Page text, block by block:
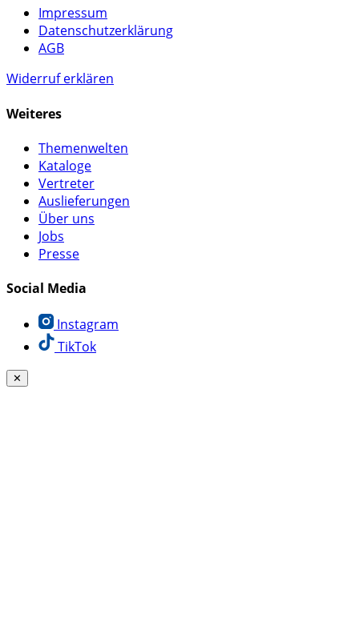
Impressum
Datenschutzerklärung
AGB
Widerruf erklären
Weiteres
Themenwelten
Kataloge
Vertreter
Auslieferungen
Über uns
Jobs
Presse
Social Media
Instagram
TikTok
✕